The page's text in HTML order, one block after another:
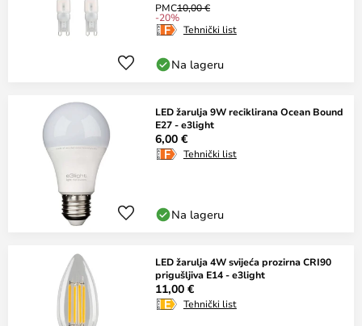
PMC10,00 €
-20%
Tehnički list
Na lageru
LED žarulja 9W reciklirana Ocean Bound
E27 - e3light
6,00 €
Tehnički list
Na lageru
LED žarulja 4W svijeća prozirna CRI90
prigušljiva E14 - e3light
11,00 €
Tehnički list